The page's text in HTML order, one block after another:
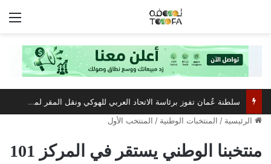
سلطنة عُمان تفوز برئاسة الاتحاد العربي للهوكي ونقل المقر لمسقط
الرئيسية / المنتخبات الوطنية / المنتخب الأول
منتخبنا الوطني يستقر في المركز 101